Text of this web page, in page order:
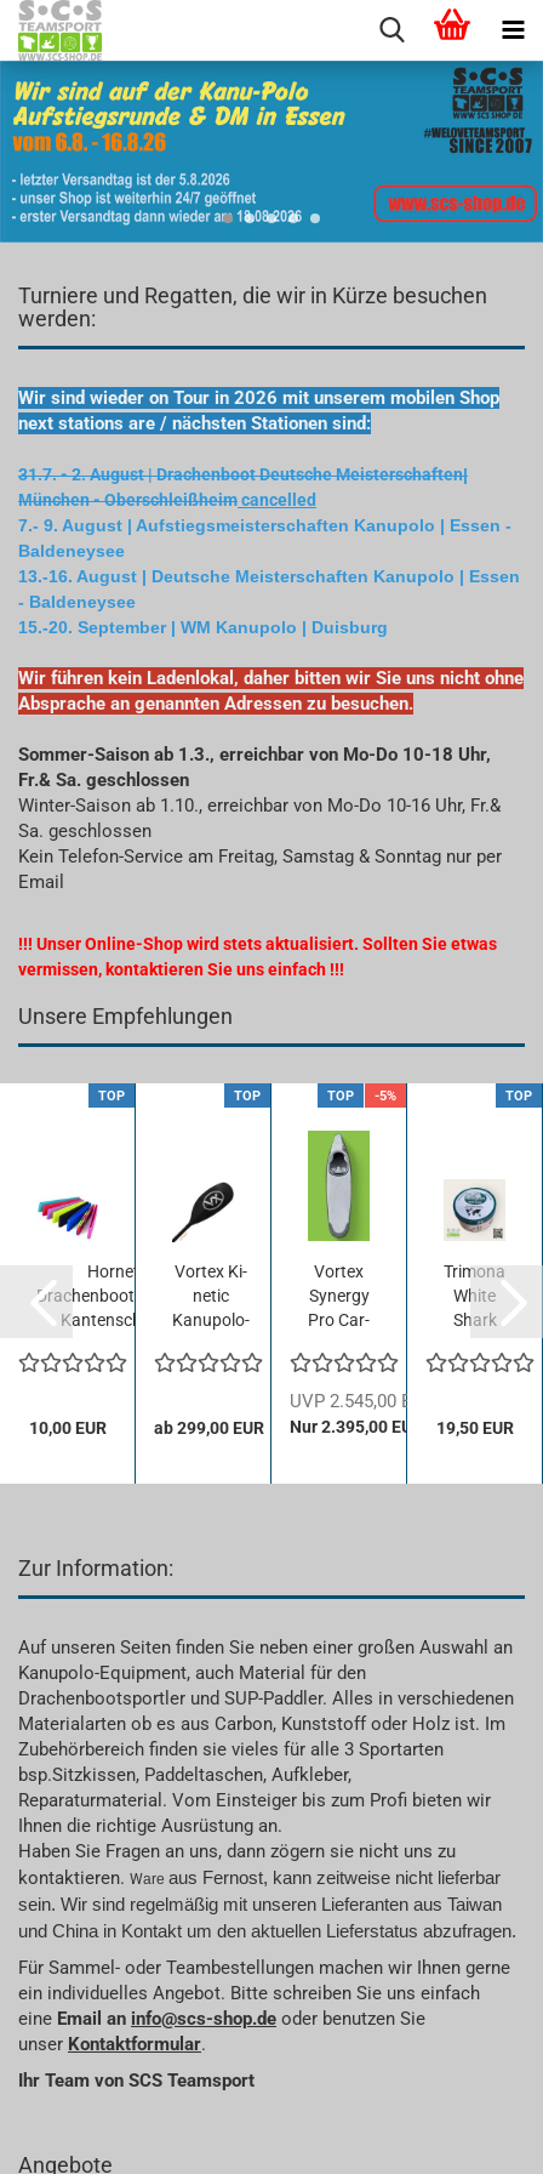
Turniere und Regatten, die wir in Kürze besuchen
werden:
Wir sind wieder on Tour in 2026 mit unserem mobilen Shop
next stations are / nächsten Stationen sind:
31.7. - 2. August | Drachenboot Deutsche Meisterschaften|
München - Oberschleißheimcancelled
7.- 9. August | Aufstiegsmeisterschaften Kanupolo | Essen -
Baldeneysee
13.-16. August | Deutsche Meisterschaften Kanupolo | Essen
- Baldeneysee
15.-20. September | WM Kanupolo | Duisburg
Wir führen kein Ladenlokal, daher bitten wir Sie uns nicht ohne
Absprache an genannten Adressen zu besuchen.
Sommer-Saison ab 1.3., erreichbar von Mo-Do 10-18 Uhr,
Fr.& Sa. geschlossen
Winter-Saison ab 1.10., erreichbar von Mo-Do 10-16 Uhr, Fr.&
Sa. geschlossen
Kein Telefon-Service am Freitag, Samstag & Sonntag nur per
Email
!!! Unser Online-Shop wird stets aktualisiert. Sollten Sie etwas
vermissen, kontaktieren Sie uns einfach !!!
Unsere Empfehlungen
TOP
Hor­net
Drachenbootpaddel-​​
Kan­ten­schutz
10,00 EUR
TOP
Vor­tex Ki­
ne­tic
Kanupolo-​​
set mit
ab 299,00 EUR
TOP -5%
Vor­tex
Syn­er­gy
Pro Car­
Size M
UVP 2.545,00 EUR
Nur 2.395,00 EUR
TOP
Tri­mo­na
White
Shark
ball­
19,50 EUR
Zur Information:
Auf unseren Seiten finden Sie neben einer großen Auswahl an
Kanupolo-Equipment, auch Material für den
Drachenbootsportler und SUP-Paddler. Alles in verschiedenen
Materialarten ob es aus Carbon, Kunststoff oder Holz ist. Im
Zubehörbereich finden sie vieles für alle 3 Sportarten
bsp.Sitzkissen, Paddeltaschen, Aufkleber,
Reparaturmaterial. Vom Einsteiger bis zum Profi bieten wir
Ihnen die richtige Ausrüstung an.
Haben Sie Fragen an uns, dann zögern sie nicht uns zu
kontaktieren. Ware aus Fernost, kann zeitweise nicht lieferbar
sein. Wir sind regelmäßig mit unseren Lieferanten aus Taiwan
und China in Kontakt um den aktuellen Lieferstatus abzufragen.
Für Sammel- oder Teambestellungen machen wir Ihnen gerne
ein individuelles Angebot. Bitte schreiben Sie uns einfach
eine Email an info@scs-shop.de oder benutzen Sie
unser Kontaktformular.
Ihr Team von SCS Teamsport
Angebote